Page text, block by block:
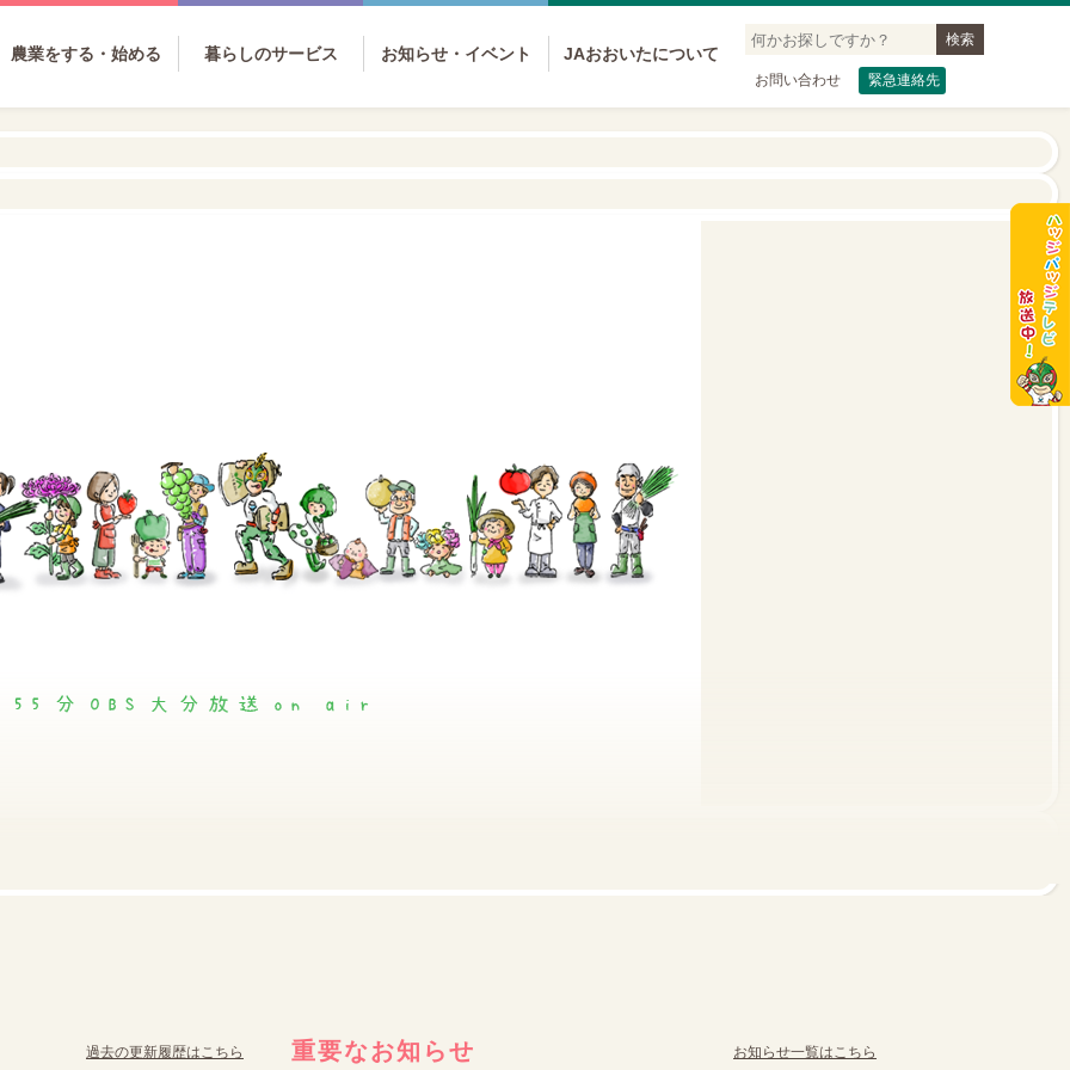
農業をする・始める 暮らしのサービス お知らせ・イベント JAおおいたについて
お問い合わせ 緊急連絡先
過去の更新履歴はこちら 重要なお知らせ お知らせ一覧はこちら